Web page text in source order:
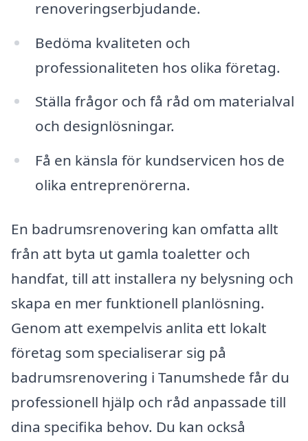
renoveringserbjudande.
Bedöma kvaliteten och
professionaliteten hos olika företag.
Ställa frågor och få råd om materialval
och designlösningar.
Få en känsla för kundservicen hos de
olika entreprenörerna.
En badrumsrenovering kan omfatta allt
från att byta ut gamla toaletter och
handfat, till att installera ny belysning och
skapa en mer funktionell planlösning.
Genom att exempelvis anlita ett lokalt
företag som specialiserar sig på
badrumsrenovering i Tanumshede får du
professionell hjälp och råd anpassade till
dina specifika behov. Du kan också